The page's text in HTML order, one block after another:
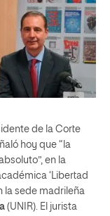
de la Corte
hoy que “la
en la
‘Libertad
la sede madrileña
(UNIR). El jurista